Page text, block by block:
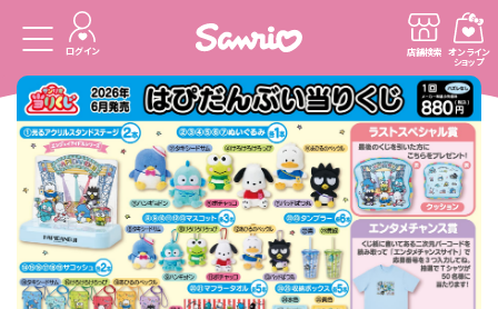
ログイン 店舗検索 オンライン
ショップ